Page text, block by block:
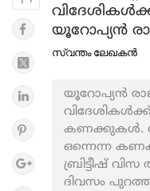
യൂറോപ്യൻ
സ്വന്തം ലേഖകൻ
യൂറോപ്യൻ
കണക്കുകൾ.
ഒന്നെന്ന
ബ്രിട്ടീഷ്
ദിവസം